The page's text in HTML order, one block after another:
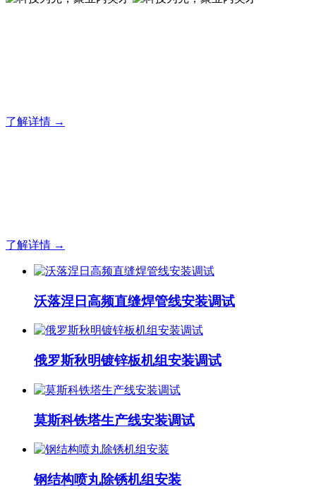
了解详情 →
了解详情 →
沃落涅日高频直缝焊管线安装调试
俄罗斯秋明镀锌板机组安装调试
莫斯科铁塔生产线安装调试
钢结构喷丸除锈机组安装